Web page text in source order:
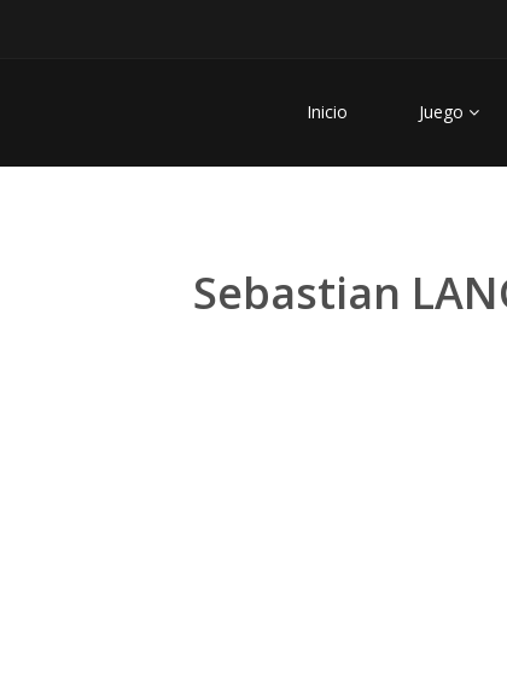
Inicio Juego
Sebastian